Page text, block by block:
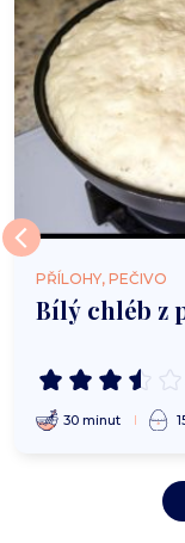
PŘÍLOHY, PEČIVO
Bílý chléb z
30 minut